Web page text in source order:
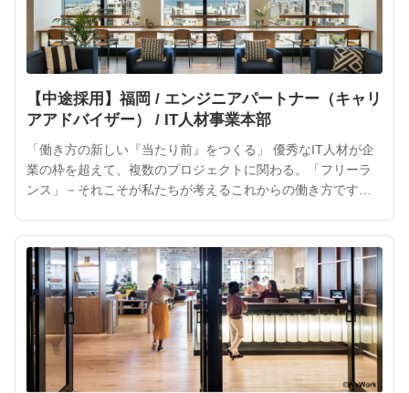
【中途採用】福岡 / エンジニアパートナー（キャリ
アアドバイザー） / IT人材事業本部
「働き方の新しい『当たり前』をつくる」 優秀なIT人材が企
業の枠を超えて、複数のプロジェクトに関わる。「フリーラ
ンス」－それこそが私たちが考えるこれからの働き方です。
や社会にとって、大きな力となるはずです。インターネット
が私たちの「当たり前」になったように、ITフリーランスを
働き方